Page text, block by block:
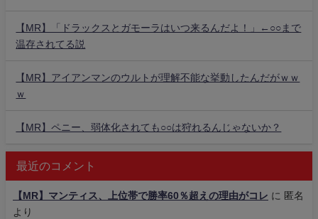
【MR】「ドラックスとガモーラはいつ来るんだよ！」←○○まで
温存されてる説
【MR】アイアンマンのウルトが理解不能な挙動したんだがｗｗ
ｗ
【MR】ペニー、弱体化されても○○は狩れるんじゃないか？
最近のコメント
【MR】マンティス、上位帯で勝率60％超えの理由がコレ に 匿名
より